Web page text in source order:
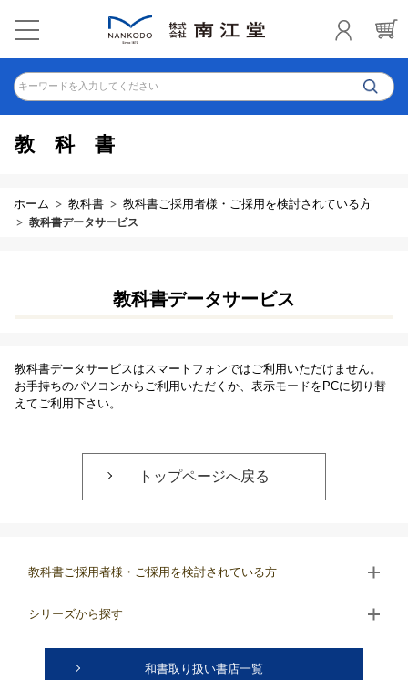
キーワードを入力してください
教科書
ホーム 教科書 教科書ご採用者様・ご採用を検討されている方
教科書データサービス
教科書データサービス
教科書データサービスはスマートフォンではご利用いただけません。
お手持ちのパソコンからご利用いただくか、表示モードをPCに切り替
えてご利用下さい。
トップページへ戻る
教科書ご採用者様・ご採用を検討されている方
シリーズから探す
和書取り扱い書店一覧